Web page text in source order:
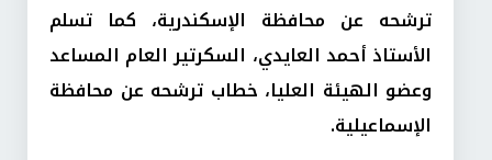
ترشحه عن محافظة الإسكندرية، كما تسلم
الأستاذ أحمد العايدي، السكرتير العام المساعد
وعضو الهيئة العليا، خطاب ترشحه عن محافظة
الإسماعيلية.